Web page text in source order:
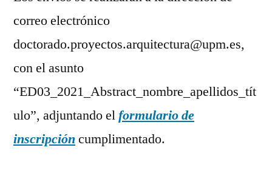
correo electrónico
doctorado.proyectos.arquitectura@upm.es,
con el asunto
“ED03_2021_Abstract_nombre_apellidos_tít
ulo”, adjuntando elformulario de
inscripción cumplimentado.